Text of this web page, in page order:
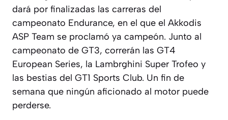
dará por finalizadas las carreras del
campeonato Endurance, en el que el Akkodis
ASP Team se proclamó ya campeón. Junto al
campeonato de GT3, correrán las GT4
European Series, la Lambrghini Super Trofeo y
las bestias del GT1 Sports Club. Un fin de
semana que ningún aficionado al motor puede
perderse.